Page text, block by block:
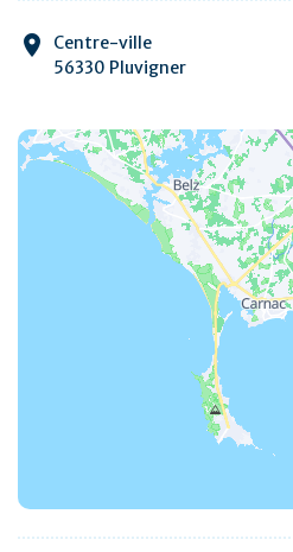
Centre-ville
56330 Pluvigner